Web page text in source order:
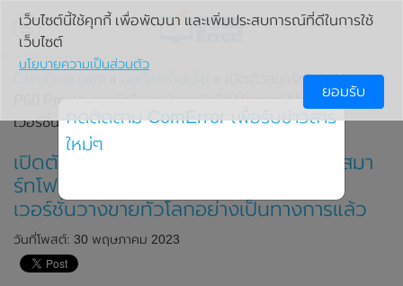
» เปิดตัวสมาร์ทโฟน Huawei
P60 Pro และสมาร์ทโฟนหน้าจอพับได้ Huawei Mate X3
เวอร์ชั่นวางขายทั่วโลกอย่างเป็นทางการแล้ว
เปิดตัวสมาร์ทโฟน Huawei P60 Pro และสมา
ร์ทโฟนหน้าจอพับได้ Huawei Mate X3
เวอร์ชั่นวางขายทั่วโลกอย่างเป็นทางการแล้ว
วันที่โพสต์: 30 พฤษภาคม 2023
เว็บไซต์นี้ใช้คุกกี้ เพื่อพัฒนา และเพิ่มประสบการณ์ที่ดีในการใช้
เว็บไซต์
นโยบายความเป็นส่วนตัว
ยอมรับ
กดติดตาม ComError เพื่อรับข่าวสาร
ใหม่ๆ